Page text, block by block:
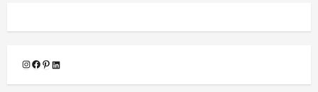
Instagram
Facebook
Pinterest
LinkedIn